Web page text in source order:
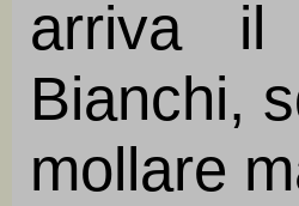
arriva il
Bianchi,
mollare